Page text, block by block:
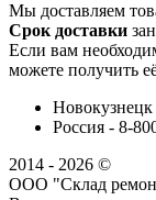
Мы доставляем
Срок доставки
Если вам
можете получить
Россия - 8-
2014 - 2026 ©
ООО "Склад